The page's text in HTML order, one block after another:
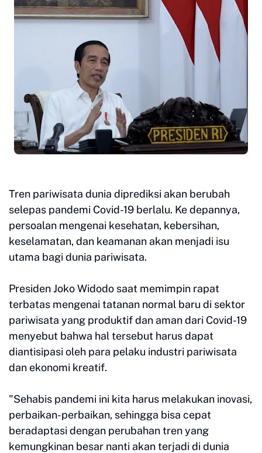
Tren pariwisata dunia diprediksi akan berubah
selepas pandemi Covid-19 berlalu. Ke depannya,
persoalan mengenai kesehatan, kebersihan,
keselamatan, dan keamanan akan menjadi isu
utama bagi dunia pariwisata.
Presiden Joko Widodo saat memimpin rapat
terbatas mengenai tatanan normal baru di sektor
pariwisata yang produktif dan aman dari Covid-19
menyebut bahwa hal tersebut harus dapat
diantisipasi oleh para pelaku industri pariwisata
dan ekonomi kreatif.
"Sehabis pandemi ini kita harus melakukan inovasi,
perbaikan-perbaikan, sehingga bisa cepat
beradaptasi dengan perubahan tren yang
kemungkinan besar nanti akan terjadi di dunia